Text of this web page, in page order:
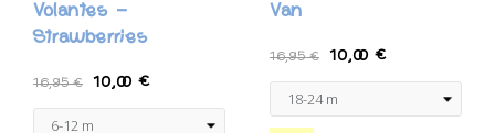
Volantes -
Strawberries
16,95 € 10,00 €
Van
16,95 € 10,00 €